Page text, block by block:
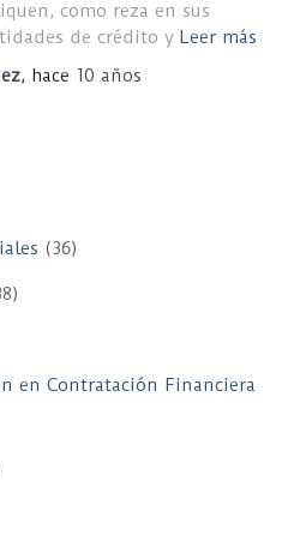
como reza en sus
de crédito y Leer más
, hace 10 años
(36)
en Contratación Financiera